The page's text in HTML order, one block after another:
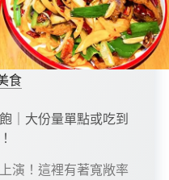
食
｜大份量單點或吃到
演！這裡有著寬敞率